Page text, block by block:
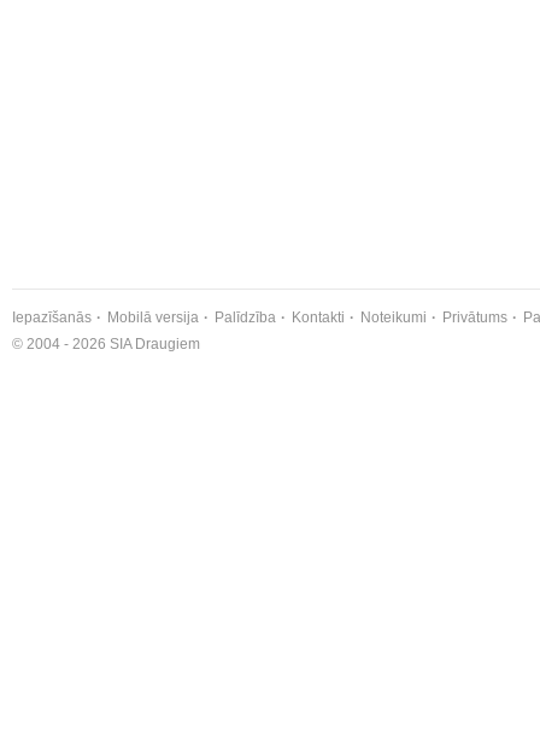
Iepazīšanās Mobilā versija Palīdzība Kontakti Noteikumi Privātums
© 2004 - 2026 SIA Draugiem